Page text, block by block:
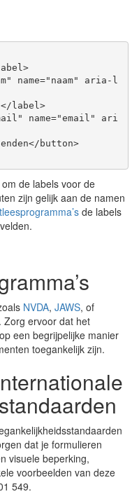
>
name="naam"
aria-l
</label >
name="email"
ari
</ button>
de labels voor de
zijn gelijk aan de namen
de labels
NVDA, JAWS, of
Zorg ervoor dat het
een begrijpelijke manier
toegankelijk zijn.
dat je formulieren
visuele beperking,
voorbeelden van deze
549.